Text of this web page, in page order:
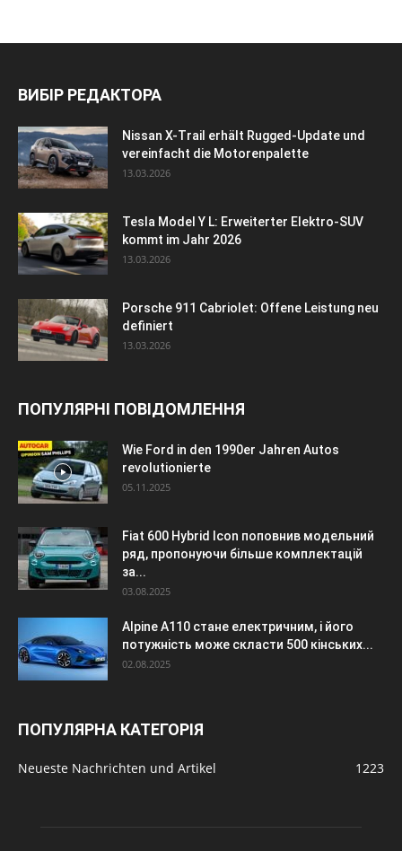
ВИБІР РЕДАКТОРА
Nissan X-Trail erhält Rugged-Update und
vereinfacht die Motorenpalette
13.03.2026
Tesla Model Y L: Erweiterter Elektro-SUV
kommt im Jahr 2026
13.03.2026
Porsche 911 Cabriolet: Offene Leistung neu
definiert
13.03.2026
ПОПУЛЯРНІ ПОВІДОМЛЕННЯ
Wie Ford in den 1990er Jahren Autos
revolutionierte
05.11.2025
Fiat 600 Hybrid Icon поповнив модельний
ряд, пропонуючи більше комплектацій
за...
03.08.2025
Alpine A110 стане електричним, і його
потужність може скласти 500 кінських...
02.08.2025
ПОПУЛЯРНА КАТЕГОРІЯ
Neueste Nachrichten und Artikel 1223